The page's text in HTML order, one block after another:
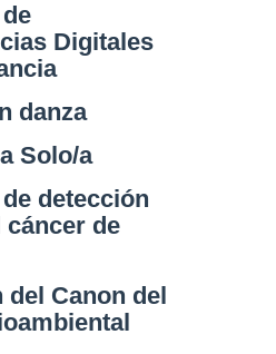
Digitales
danza
Solo/a
detección
cáncer de
Canon del